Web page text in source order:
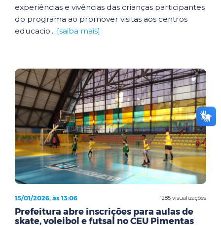
experiências e vivências das crianças participantes
do programa ao promover visitas aos centros
educacio... [saiba mais]
1285 visualizações
15/01/2026, às 13:06
Prefeitura abre inscrições para aulas de
skate, voleibol e futsal no CEU Pimentas